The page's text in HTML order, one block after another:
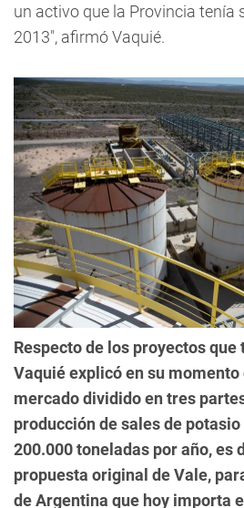
un activo que la Provincia tenía
2013", afirmó Vaquié.
Respecto de los proyectos que
Vaquié explicó en su momento
mercado dividido en tres
producción de sales de
200.000 toneladas por año, es
propuesta original de Vale,
de Argentina que hoy importa